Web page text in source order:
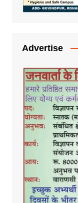
Advertise